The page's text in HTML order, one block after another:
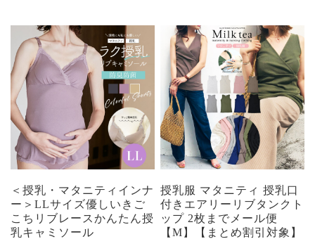
＜授乳・マタニティインナ
ー＞LLサイズ優しいきご
こちリブレースかんたん授
乳キャミソール
授乳服 マタニティ 授乳口
付きエアリーリブタンクト
ップ 2枚までメール便
【M】【まとめ割引対象】